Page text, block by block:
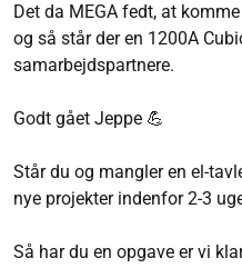
Det da MEGA fedt, at
og så står der en 1200A
samarbejdspartnere.
Godt gået Jeppe 💪
Står du og mangler en el-
nye projekter indenfor 2-3
Så har du en opgave er vi